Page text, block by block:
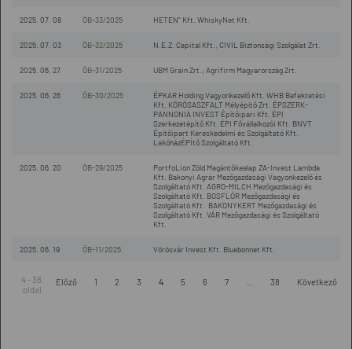
2025. 07. 08 ÖB-33/2025 HETEN” Kft. WhiskyNet Kft.
2025. 07. 03 ÖB-32/2025 N.E.Z. Capital Kft., CIVIL Biztonsági Szolgálat Zrt.
2025. 06. 27 ÖB-31/2025 UBM Grain Zrt.; Agrifirm Magyarország Zrt.
2025. 06. 26 ÖB-30/2025
ÉPKAR Holding Vagyonkezelő Kft. WHB Befektetési
Kft. KÖRÖSASZFALT Mélyépítő Zrt. ÉPSZERK-
PANNONIA INVEST Építőipari Kft. ÉPI
Szerkezetépítő Kft. ÉPI Fővállalkozói Kft. BNVT
Építőipart Kereskedelmi és Szolgáltató Kft.
LakóházÉPÍtő Szolgáltató Kft.
2025. 06. 20 ÖB-29/2025
PortfoLion Zöld Magántőkealap ZA-Invest Lambda
Kft. Bakonyi Agrár Mezőgazdasági Vagyonkezelő és
Szolgáltató Kft. AGRO-MILCH Mezőgazdasági és
Szolgáltató Kft. BOSFLÓR Mezőgazdasági és
Szolgáltató Kft. BAKONYKERT Mezőgazdasági és
Szolgáltató Kft. VÁR Mezőgazdasági és Szolgáltató
Kft.
2025. 06. 19 ÖB-11/2025 Vörösvár Invest Kft. Bluebonnet Kft.
4 - 38.
oldal
Előző 1 2 3 4 5 6 7 38 Következő